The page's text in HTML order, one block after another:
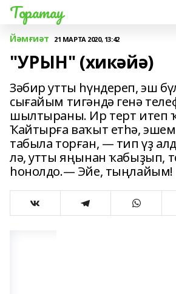
Торатау
Йәмғиәт 21 МАРТА 2020, 13:42
"УРЫН" (хикәйә)
Зәбир утты һүндереп, эш
сығайым тигәндә генә
шылтыраны. Ир терт итеп
Ҡайтырға ваҡыт етһә,
табыла торған, — тип үҙ
лә, утты яңынан ҡабыҙып,
һонолдо.— Эйе, тыңлайым!